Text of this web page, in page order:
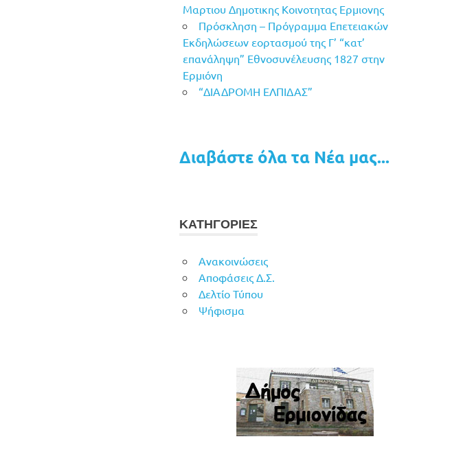
Μαρτιου Δημοτικης Κοινοτητας Ερμιονης
Πρόσκληση – Πρόγραμμα Επετειακών
Εκδηλώσεων εορτασμού της Γ’ “κατ’
επανάληψη” Εθνοσυνέλευσης 1827 στην
Ερμιόνη
“ΔΙΑΔΡΟΜΗ ΕΛΠΙΔΑΣ”
Διαβάστε όλα τα Νέα μας...
ΚΑΤΗΓΟΡΙΕΣ
Ανακοινώσεις
Αποφάσεις Δ.Σ.
Δελτίο Τύπου
Ψήφισμα